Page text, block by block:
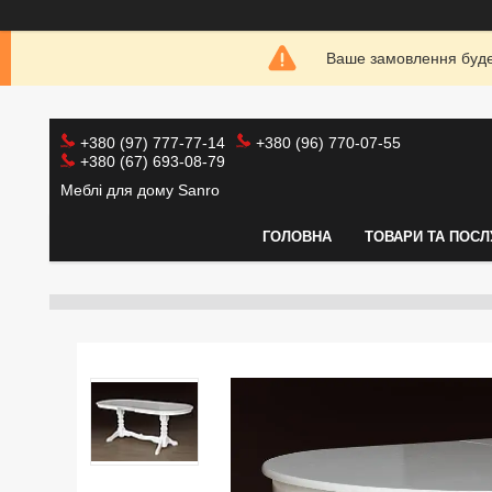
Ваше замовлення
+380 (97) 777-77-14
+380 (96) 770-07-55
+380 (67) 693-08-79
Меблі для дому Sanro
ГОЛОВНА ТОВАРИ ТА